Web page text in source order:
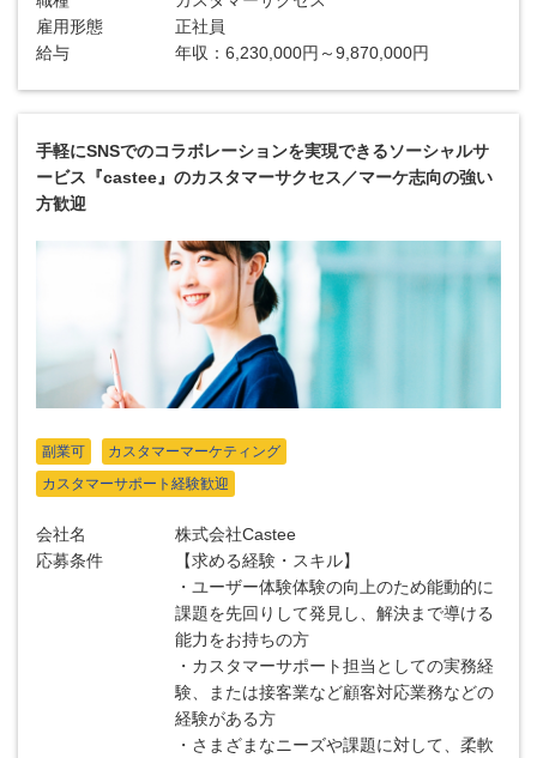
雇用形態
正社員
給与
年収：6,230,000円～9,870,000円
手軽にSNSでのコラボレーションを実現できるソーシャルサ
ービス『castee』のカスタマーサクセス／マーケ志向の強い
方歓迎
副業可
カスタマーマーケティング
カスタマーサポート経験歓迎
会社名
株式会社Castee
応募条件
【求める経験・スキル】
・ユーザー体験体験の向上のため能動的に
課題を先回りして発見し、解決まで導ける
能力をお持ちの方
・カスタマーサポート担当としての実務経
験、または接客業など顧客対応業務などの
経験がある方
・さまざまなニーズや課題に対して、柔軟